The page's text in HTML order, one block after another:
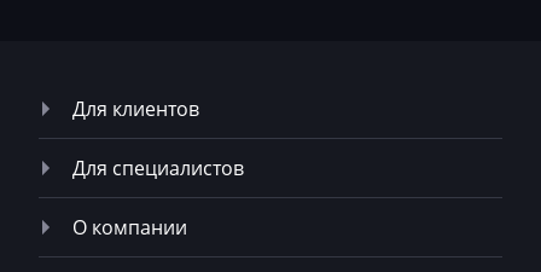
Magni
Mahindra
MAN
Manitou
Для клиентов
Для специалистов
О компании